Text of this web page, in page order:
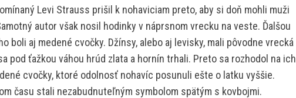
Levi Strauss prišil k nohaviciam preto, aby si doň mohli muži
autor však nosil hodinky v náprsnom vrecku na veste. Ďalšou
boli aj medené cvočky. Džínsy, alebo aj levisky, mali pôvodne vrecká
pod ťažkou váhou hrúd zlata a hornín trhali. Preto sa rozhodol na ich
cvočky, ktoré odolnosť nohavíc posunuli ešte o latku vyššie.
času stali nezabudnuteľným symbolom spätým s kovbojmi.